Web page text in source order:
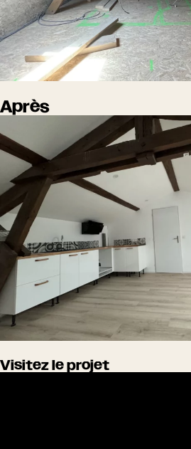
Après
Visitez le projet